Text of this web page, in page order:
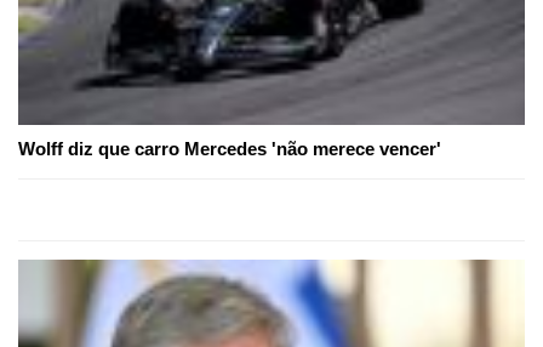
Wolff diz que carro Mercedes 'não merece vencer'